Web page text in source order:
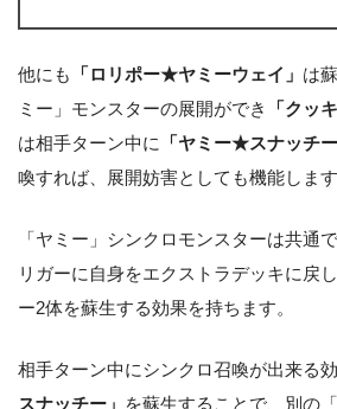
他にも 「ロリポー★ヤミーウェイ」 は
ミー」モンスターの展開ができ
「クッ
は相手ターン中に
「ヤミー★スナッチー
喚すれば、展開妨害としても機能します
「ヤミー」シンクロモンスターは共通
リガーに自身をエクストラデッキに戻
ー2体を蘇生する効果を持ちます。
相手ターン中にシンクロ召喚が出来る
スナッチー」 を蘇生することで、別の